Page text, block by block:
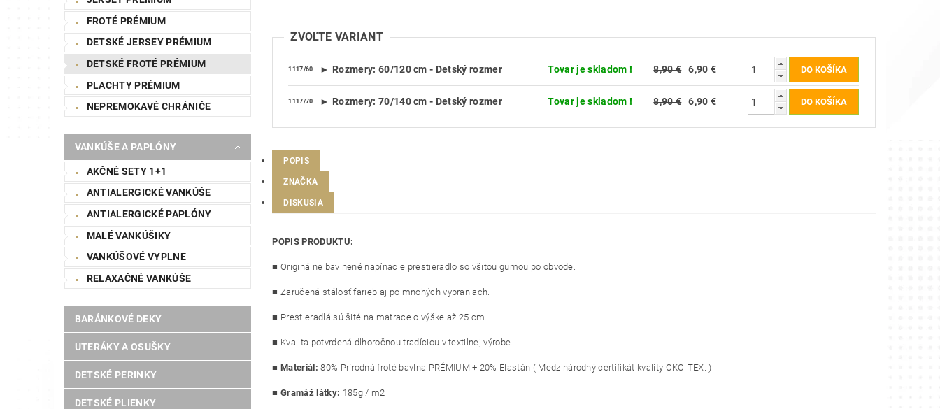
FROTÉ PRÉMIUM
DETSKÉ JERSEY PRÉMIUM
DETSKÉ FROTÉ PRÉMIUM
PLACHTY PRÉMIUM
NEPREMOKAVÉ CHRÁNIČE
VANKÚŠE A PAPLÓNY
AKČNÉ SETY 1+1
ANTIALERGICKÉ VANKÚŠE
ANTIALERGICKÉ PAPLÓNY
MALÉ VANKÚŠIKY
VANKÚŠOVÉ VYPLNE
RELAXAČNÉ VANKÚŠE
BARÁNKOVÉ DEKY
UTERÁKY A OSUŠKY
DETSKÉ PERINKY
DETSKÉ PLIENKY
ZVOĽTE VARIANT
1117/60 ► Rozmery: 60/120 cm - Detský rozmer Tovar je skladom ! 8,90 € 6,90 €
1117/70 ► Rozmery: 70/140 cm - Detský rozmer Tovar je skladom ! 8,90 € 6,90 €
POPIS
ZNAČKA
DISKUSIA
POPIS PRODUKTU:
■ Originálne bavlnené napínacie prestieradlo so všitou gumou po obvode.
■ Zaručená stálosť farieb aj po mnohých vypraniach.
■ Prestieradlá sú šité na matrace o výške až 25 cm.
■ Kvalita potvrdená dlhoročnou tradíciou v textilnej výrobe.
■ Materiál: 80% Prírodná froté bavlna PRÉMIUM + 20% Elastán ( Medzinárodný certifikát kvality OKO-TEX. )
■ Gramáž látky: 185g / m2